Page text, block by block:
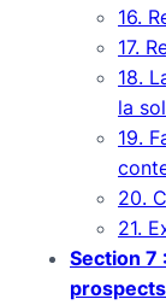
16.
17.
18.
la
19.
20.
21.
Section 7